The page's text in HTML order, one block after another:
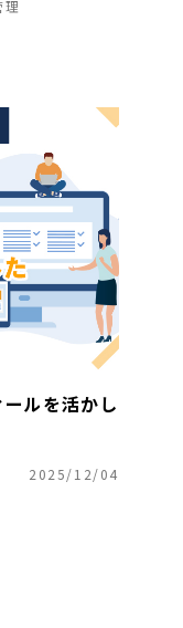
理
ルを活かし
2025/12/04